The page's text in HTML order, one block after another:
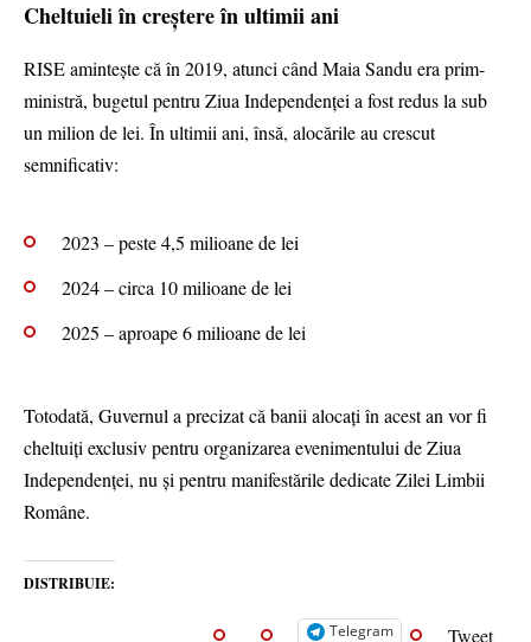
Cheltuieli în creștere în ultimii ani
RISE amintește că în 2019, atunci când Maia Sandu era prim-
ministră, bugetul pentru Ziua Independenței a fost redus la sub
un milion de lei. În ultimii ani, însă, alocările au crescut
semnificativ:
2023 – peste 4,5 milioane de lei
2024 – circa 10 milioane de lei
2025 – aproape 6 milioane de lei
Totodată, Guvernul a precizat că banii alocați în acest an vor fi
cheltuiți exclusiv pentru organizarea evenimentului de Ziua
Independenței, nu și pentru manifestările dedicate Zilei Limbii
Române.
DISTRIBUIE:
Telegram Tweet